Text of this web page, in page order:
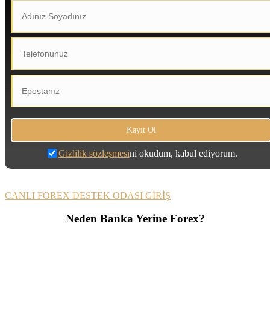
Gizlilik sözleşmesini okudum, kabul ediyorum.
CANLI FOREX DESTEK ODASI GİRİŞ
Neden Banka Yerine Forex?